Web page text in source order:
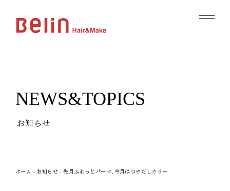
NEWS&TOPICS
お知らせ
ホーム - お知らせ -先月ふわっとパーマ、今月はつやだしカラー